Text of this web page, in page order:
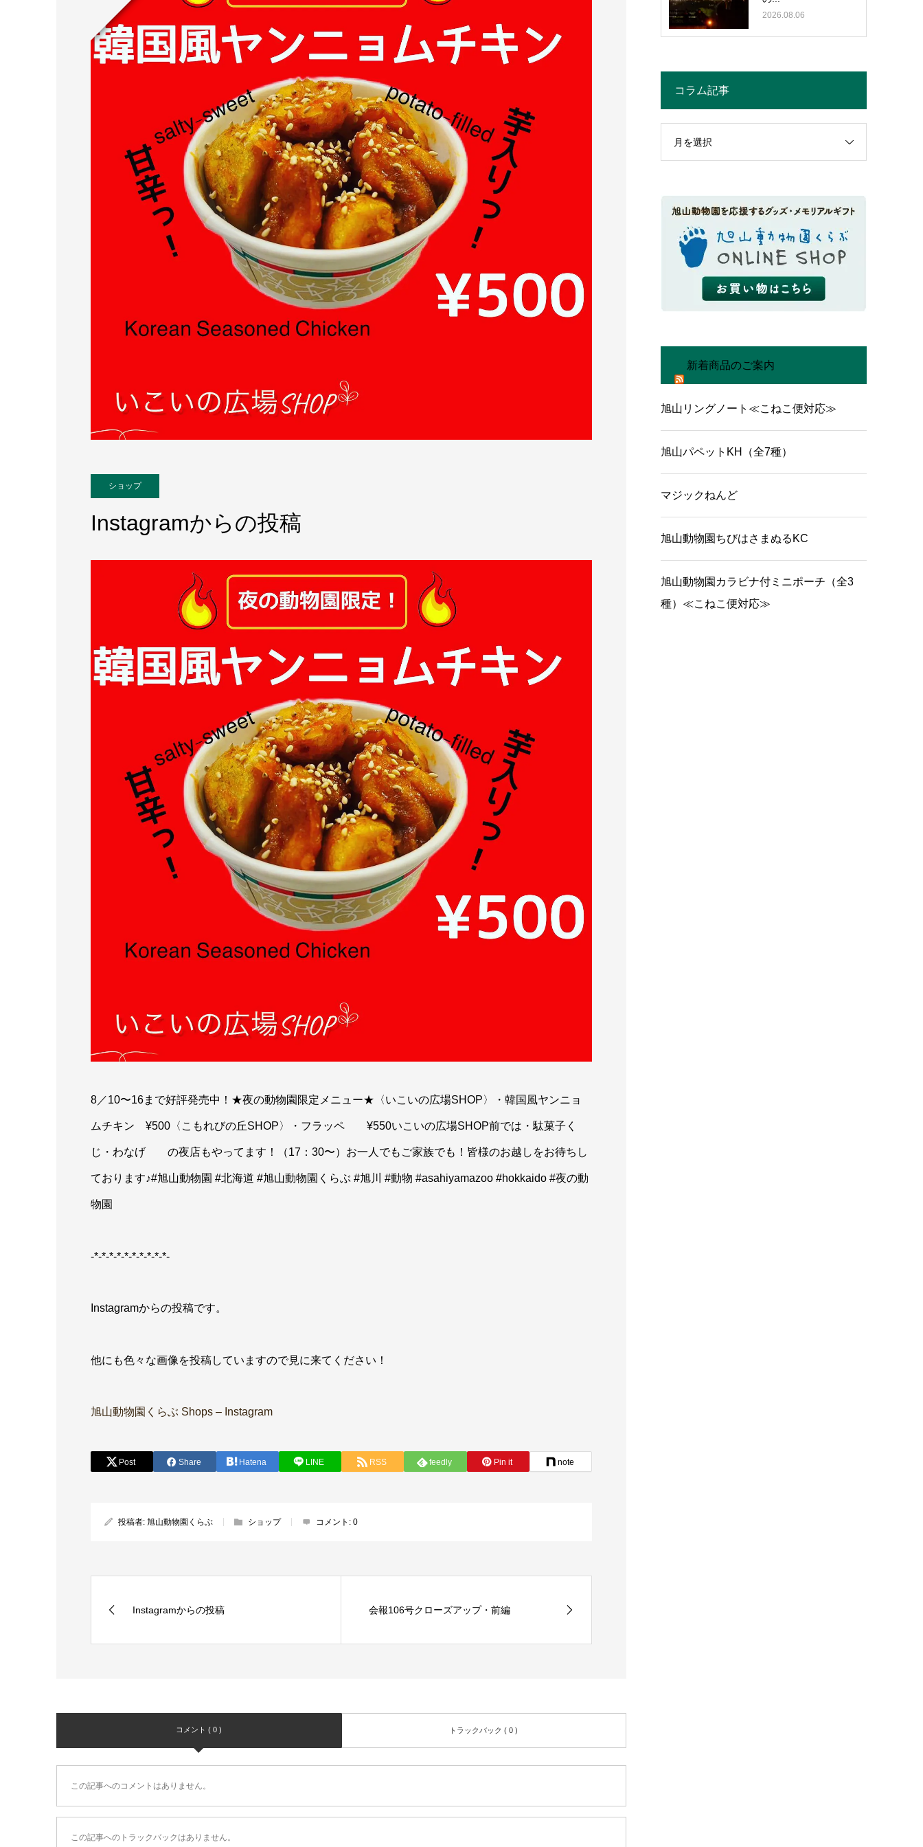
ショップ
Instagramからの投稿
8／10〜16まで好評発売中！★夜の動物園限定メニュー★〈いこいの広場SHOP〉・韓国風ヤンニョ
ムチキン ¥500〈こもれびの丘SHOP〉・フラッペ ¥550いこいの広場SHOP前では・駄菓子く
じ・わなげ の夜店もやってます！（17：30〜）お一人でもご家族でも！皆様のお越しをお待ちし
ております♪#旭山動物園 #北海道 #旭山動物園くらぶ #旭川 #動物 #asahiyamazoo #hokkaido #夜の動
物園
-*-*-*-*-*-*-*-*-*-*-
Instagramからの投稿です。
他にも色々な画像を投稿していますので見に来てください！
旭山動物園くらぶ Shops – Instagram
Post Share Hatena LINE RSS feedly Pin it note
投稿者: 旭山動物園くらぶ ショップ コメント: 0
Instagramからの投稿 会報106号クローズアップ・前編
コメント ( 0 ) トラックバック ( 0 )
この記事へのコメントはありません。
この記事へのトラックバックはありません。
2026.08.06
コラム記事
月を選択
新着商品のご案内
旭山リングノート≪こねこ便対応≫
旭山パペットKH（全7種）
マジックねんど
旭山動物園ちびはさまぬるKC
旭山動物園カラビナ付ミニポーチ（全3
種）≪こねこ便対応≫